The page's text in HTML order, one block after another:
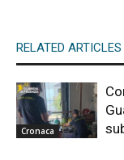
RELATED ARTICLES
Cronaca